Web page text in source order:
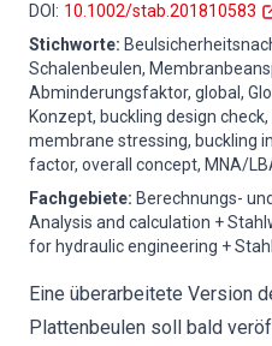
DOI : 10.1002/stab.201810583
Stichworte:
Schalenbeulen,
Abminderungsfaktor, global,
Konzept, buckling design
membrane stressing, buckling
factor, overall concept, MNA/
Fachgebiete: Berechnungs-
Analysis and calculation +
for hydraulic engineering +
Eine überarbeitete Version
Plattenbeulen soll bald